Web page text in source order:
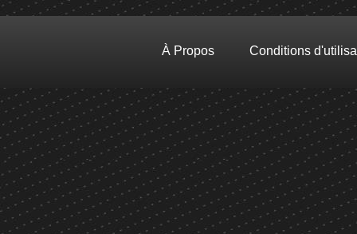
À Propos Conditions